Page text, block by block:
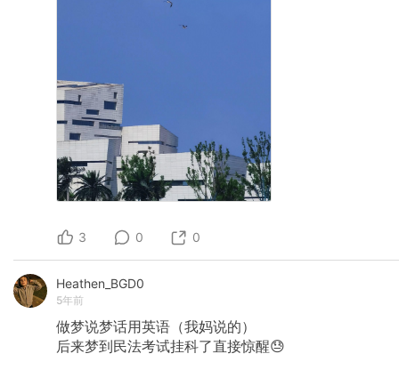
3 0 0
Heathen_BGD0
5年前
做梦说梦话用英语（我妈说的）
后来梦到民法考试挂科了直接惊醒😓